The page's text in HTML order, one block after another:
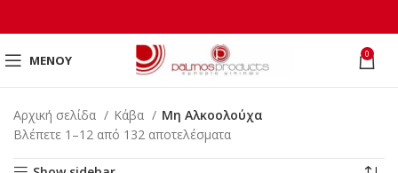
ΜΕΝΟΎ 0
Αρχική σελίδα Κάβα
Μη Αλκοολούχα
Βλέπετε 1–12 από 132 αποτελέσματα